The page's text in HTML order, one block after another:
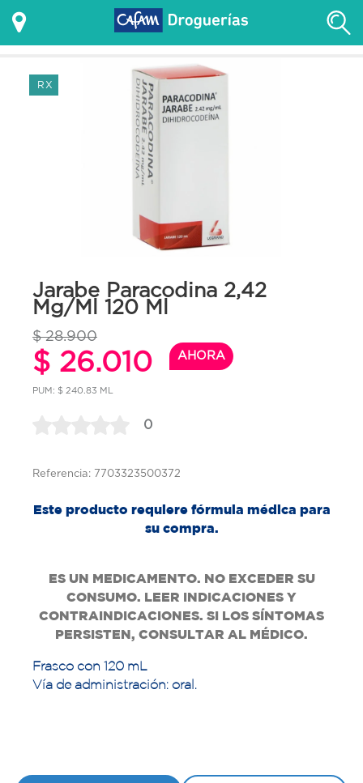
RX
Jarabe Paracodina 2,42
Mg/Ml 120 Ml
$ 28.900
$ 26.010 AHORA
PUM: $ 240.83 ML
0
Referencia: 7703323500372
Este producto requiere fórmula médica para
su compra.
ES UN MEDICAMENTO. NO EXCEDER SU
CONSUMO. LEER INDICACIONES Y
CONTRAINDICACIONES. SI LOS SÍNTOMAS
PERSISTEN, CONSULTAR AL MÉDICO.
Frasco con 120 mL
Vía de administración: oral.